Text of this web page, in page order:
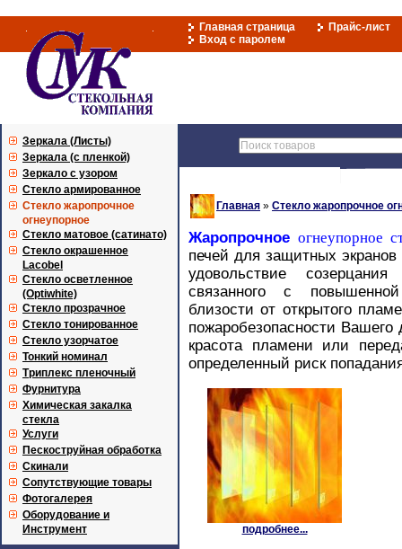
Главная страница
Прайс-лист
Вход с паролем
Зеркала (Листы)
Зеркала (с пленкой)
Зеркало с узором
Стекло армированное
Стекло жаропрочное
огнеупорное
Стекло матовое (сатинато)
Стекло окрашенное
Lacobel
Стекло осветленное
(Optiwhite)
Стекло прозрачное
Стекло тонированное
Стекло узорчатое
Тонкий номинал
Триплекс пленочный
Фурнитура
Химическая закалка
стекла
Услуги
Пескоструйная обработка
Скинали
Сопутствующие товары
Фотогалерея
Оборудование и
Инструмент
Главная » Стекло жаропрочное
Жаропрочное огнеупорное
печей для защитных
удовольствие
связанного с
близости от открытого
пожаробезопасности Вашего
красота пламени или
определенный риск
подробнее...